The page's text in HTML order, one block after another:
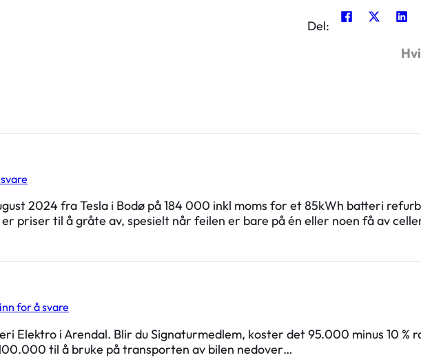
Del:
2024 fra Tesla i Bodø på 184 000 inkl moms for et 85kWh batteri
priser til å gråte av, spesielt når feilen er bare på én eller noen få av
for å svare
Elektro i Arendal. Blir du Signaturmedlem, koster det 95.000 minus 10
til å bruke på transporten av bilen nedover…